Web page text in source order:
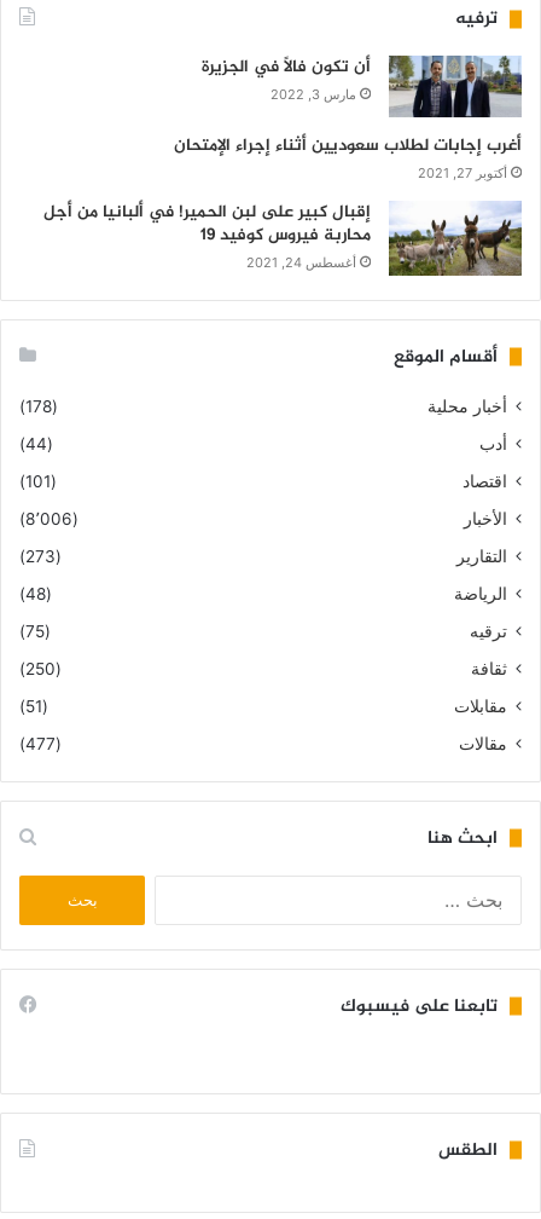
ترفيه
أن تكون فالاً في الجزيرة
مارس 3, 2022
أغرب إجابات لطلاب سعوديين أثناء إجراء الإمتحان
أكتوبر 27, 2021
إقبال كبير على لبن الحمير! في ألبانيا من أجل
محاربة فيروس كوفيد 19
أغسطس 24, 2021
أقسام الموقع
أخبار محلية
(178)
أدب
(44)
اقتصاد
(101)
الأخبار
(8٬006)
التقارير
(273)
الرياضة
(48)
ترقيه
(75)
ثقافة
(250)
مقابلات
(51)
مقالات
(477)
ابحث هنا
تابعنا على فيسبوك
الطقس